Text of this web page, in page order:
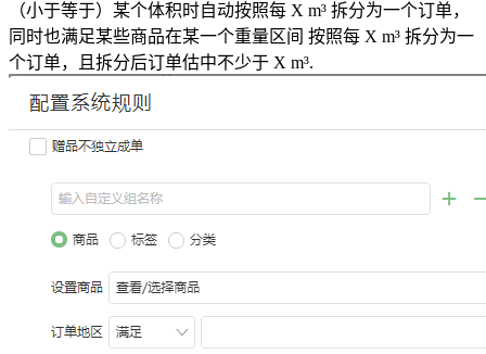
（小于等于）某个体积时自动按照每 X m³ 拆分为一个订单，
同时也满足某些商品在某一个重量区间 按照每 X m³ 拆分为一
个订单，且拆分后订单估中不少于 X m³.